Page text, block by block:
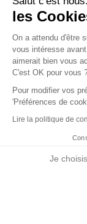
04 42 20 78 42
Du lundi au jeudi de
vendredi de 8h30 à
les
On a attendu d'être
vous intéresse
aimerait bien vous
C'est OK pour vous
Pour modifier vos
'Préférences de
Lire la politique de
Je choisis